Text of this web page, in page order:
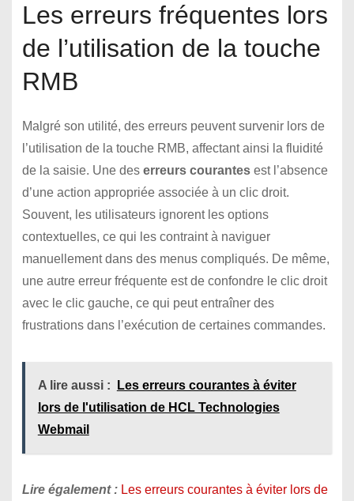
Les erreurs fréquentes lors
de l’utilisation de la touche
RMB
Malgré son utilité, des erreurs peuvent survenir lors de
l’utilisation de la touche RMB, affectant ainsi la fluidité
de la saisie. Une des erreurs courantesest l’absence
d’une action appropriée associée à un clic droit.
Souvent, les utilisateurs ignorent les options
contextuelles, ce qui les contraint à naviguer
manuellement dans des menus compliqués. De même,
une autre erreur fréquente est de confondre le clic droit
avec le clic gauche, ce qui peut entraîner des
frustrations dans l’exécution de certaines commandes.
A lire aussi :
Les erreurs courantes à éviter
lors de l'utilisation de HCL Technologies
Webmail
Lire également : Les erreurs courantes à éviter lors de